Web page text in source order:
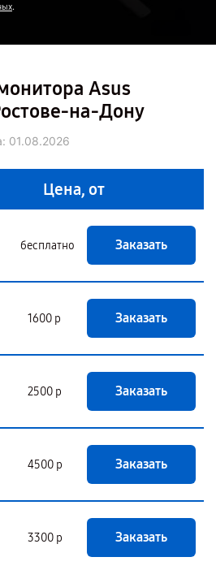
.
Asus
на-Дону
01.08.2026
Цена, от
бесплатно Заказать
1600 р Заказать
2500 р Заказать
4500 р Заказать
3300 р Заказать